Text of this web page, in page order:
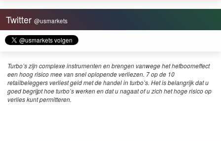
Twitter @usmarkets
Turbo’s zijn complexe instrumenten en brengen vanwege het hefboomeffect
een hoog risico mee van snel oplopende verliezen. 7 op de 10
retailbeleggers verliest geld met de handel in turbo’s. Het is belangrijk dat u
goed begrijpt hoe turbo’s werken en dat u nagaat of u zich het hoge risico op
verlies kunt permitteren.